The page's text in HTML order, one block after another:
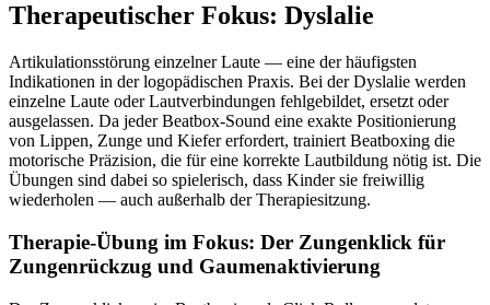
Therapeutischer Fokus: Dyslalie
Artikulationsstörung einzelner Laute — eine der häufigsten
Indikationen in der logopädischen Praxis. Bei der Dyslalie werden
einzelne Laute oder Lautverbindungen fehlgebildet, ersetzt oder
ausgelassen. Da jeder Beatbox-Sound eine exakte Positionierung
von Lippen, Zunge und Kiefer erfordert, trainiert Beatboxing die
motorische Präzision, die für eine korrekte Lautbildung nötig ist. Die
Übungen sind dabei so spielerisch, dass Kinder sie freiwillig
wiederholen — auch außerhalb der Therapiesitzung.
Therapie-Übung im Fokus: Der Zungenklick für
Zungenrückzug und Gaumenaktivierung